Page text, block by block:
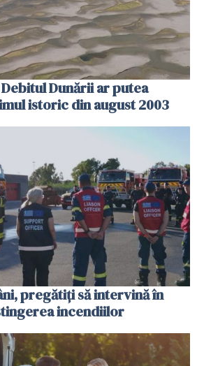
Dunării ar putea
istoric din august 2003
pregătiţi să intervină în
incendiilor